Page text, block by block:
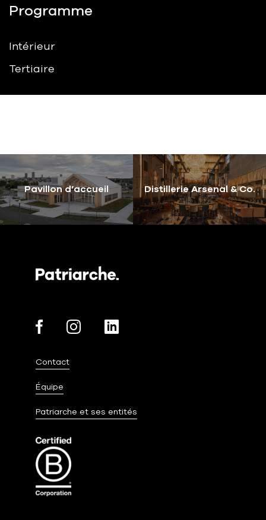
Programme
Intérieur
Tertiaire
Pavillon d’accueil Distillerie Arsenal & Co.
Contact
Équipe
Patriarche et ses entités
Salut c'est nous...
les Cookies !